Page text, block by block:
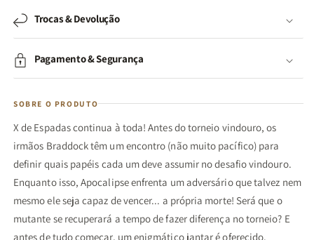
Trocas & Devolução
Pagamento & Segurança
SOBRE O PRODUTO
X de Espadas continua à toda! Antes do torneio vindouro, os
irmãos Braddock têm um encontro (não muito pacífico) para
definir quais papéis cada um deve assumir no desafio vindouro.
Enquanto isso, Apocalipse enfrenta um adversário que talvez nem
mesmo ele seja capaz de vencer... a própria morte! Será que o
mutante se recuperará a tempo de fazer diferença no torneio? E
antes de tudo começar, um enigmático jantar é oferecido.